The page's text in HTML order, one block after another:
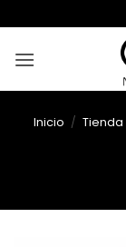
al
contenido
Inicio / Tienda